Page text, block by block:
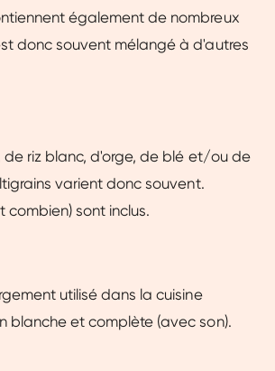
également de nombreux
donc souvent mélangé à d'autres
de riz blanc, d'orge, de blé et/ou de
varient donc souvent.
sont inclus.
utilisé dans la cuisine
blanche et complète (avec son).